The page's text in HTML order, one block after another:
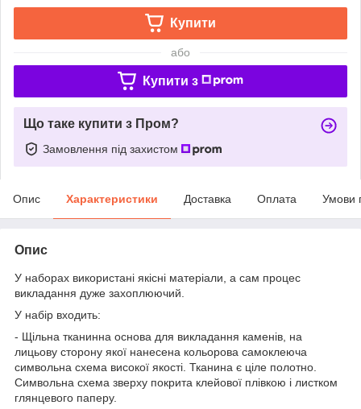
Купити
або
Купити з
Що таке купити з Пром?
Замовлення під захистом
Опис Характеристики Доставка Оплата Умови
Опис
У наборах використані якісні матеріали, а сам процес
викладання дуже захоплюючий.
У набір входить:
- Щільна тканинна основа для викладання каменів, на
лицьову сторону якої нанесена кольорова самоклеюча
символьна схема високої якості. Тканина є ціле полотно.
Символьна схема зверху покрита клейової плівкою і листком
глянцевого паперу.